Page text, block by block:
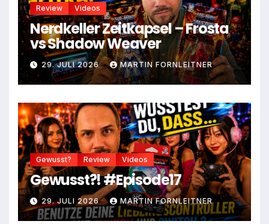
Review Videos
Nerdkeller Zeitkapsel – Frosta
vs Shadow Weaver
29. JULI 2026 MARTIN FORNLEITNER
Gewusst? Review Videos
Gewusst?! #Episode17
29. JULI 2026 MARTIN FORNLEITNER